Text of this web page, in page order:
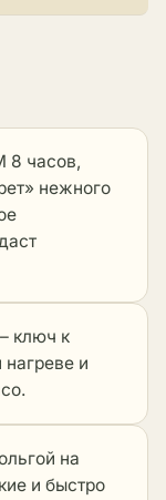
часов,
нежного
ключ к
и
на
и быстро